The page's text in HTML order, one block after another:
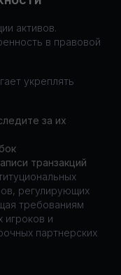
активов.
в правовой
укреплять
за их
транзакций
регулирующих
требованиям
игроков и
партнерских